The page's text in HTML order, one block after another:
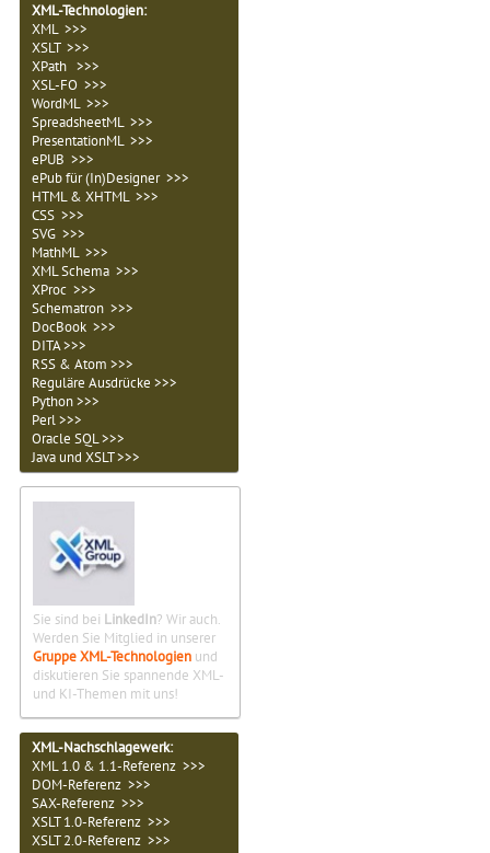
XML-Technologien:
XML >>>
XSLT >>>
XPath >>>
XSL-FO >>>
WordML >>>
SpreadsheetML >>>
PresentationML >>>
ePUB >>>
ePub für (In)Designer >>>
HTML & XHTML >>>
CSS >>>
SVG >>>
MathML >>>
XML Schema >>>
XProc >>>
Schematron >>>
DocBook >>>
DITA >>>
RSS & Atom >>>
Reguläre Ausdrücke >>>
Python >>>
Perl >>>
Oracle SQL >>>
Java und XSLT >>>
Sie sind bei LinkedIn? Wir auch.
Werden Sie Mitglied in unserer
Gruppe XML-Technologien und
diskutieren Sie spannende XML-
und KI-Themen mit uns!
XML-Nachschlagewerk:
XML 1.0 & 1.1-Referenz >>>
DOM-Referenz >>>
SAX-Referenz >>>
XSLT 1.0-Referenz >>>
XSLT 2.0-Referenz >>>